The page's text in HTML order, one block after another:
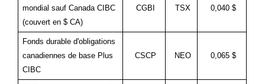
mondial sauf Canada CIBC
(couvert en $ CA)
CGBI TSX 0,040 $
Fonds durable d'obligations
canadiennes de base Plus
CIBC
CSCP NEO 0,065 $